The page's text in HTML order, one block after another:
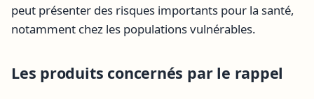
peut présenter des risques importants pour la santé,
notamment chez les populations vulnérables.
Les produits concernés par le rappel